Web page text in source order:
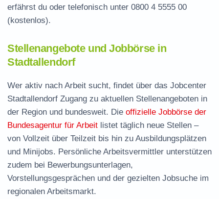
erfährst du oder telefonisch unter 0800 4 5555 00
(kostenlos).
Stellenangebote und Jobbörse in
Stadtallendorf
Wer aktiv nach Arbeit sucht, findet über das Jobcenter
Stadtallendorf Zugang zu aktuellen Stellenangeboten in
der Region und bundesweit. Die offizielle Jobbörse der
Bundesagentur für Arbeit listet täglich neue Stellen –
von Vollzeit über Teilzeit bis hin zu Ausbildungsplätzen
und Minijobs. Persönliche Arbeitsvermittler unterstützen
zudem bei Bewerbungsunterlagen,
Vorstellungsgesprächen und der gezielten Jobsuche im
regionalen Arbeitsmarkt.